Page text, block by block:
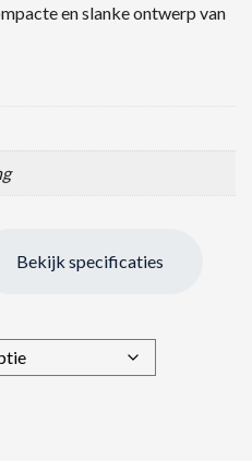
en slanke ontwerp van
Bekijk specificaties